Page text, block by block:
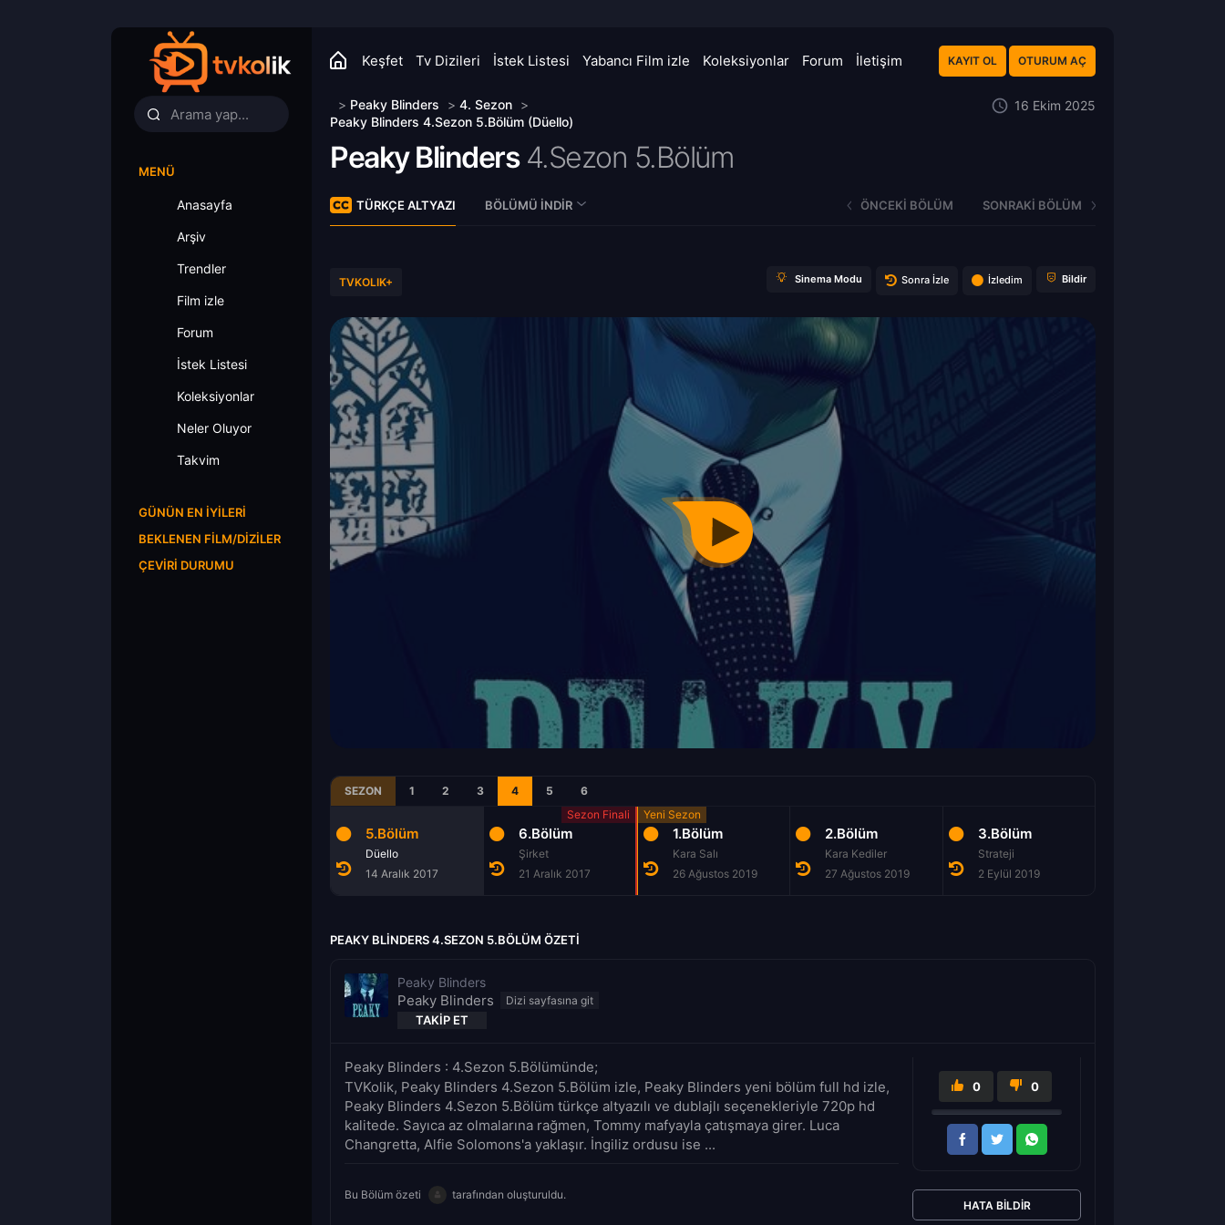
Keşfet Tv Dizileri İstek Listesi Yabancı Film izle Koleksiyonlar Forum İletişim KAYIT OL OTURUM AÇ
MENÜ
Anasayfa
Arşiv
Trendler
Film izle
Forum
İstek Listesi
Koleksiyonlar
Neler Oluyor
Takvim
GÜNÜN EN İYILERI
BEKLENEN FILM/DIZILER
ÇEVIRI DURUMU
> Peaky Blinders > 4. Sezon >
Peaky Blinders 4.Sezon 5.Bölüm (Düello)
16 Ekim 2025
Peaky Blinders 4.Sezon 5.Bölüm
TÜRKÇE ALTYAZI BÖLÜMÜ İNDIR ÖNCEKI BÖLÜM SONRAKI BÖLÜM
TVKOLIK+ Sinema Modu Sonra İzle İzledim Bildir
SEZON 1 2 3 4 5 6
5.Bölüm
Düello
14 Aralık 2017
6.Bölüm
Şirket
21 Aralık 2017
1.Bölüm
Kara Salı
26 Ağustos 2019
2.Bölüm
Kara Kediler
27 Ağustos 2019
3.Bölüm
Strateji
2 Eylül 2019
PEAKY BLINDERS 4.SEZON 5.BÖLÜM ÖZETI
Peaky Blinders
Peaky Blinders
TAKIP ET
Peaky Blinders : 4.Sezon 5.Bölümünde;
TVKolik, Peaky Blinders 4.Sezon 5.Bölüm izle, Peaky Blinders yeni bölüm full hd izle,
Peaky Blinders 4.Sezon 5.Bölüm türkçe altyazılı ve dublajlı seçenekleriyle 720p hd
kalitede. Sayıca az olmalarına rağmen, Tommy mafyayla çatışmaya girer. Luca
Changretta, Alfie Solomons'a yaklaşır. İngiliz ordusu ise ...
Bu Bölüm özeti tarafından oluşturuldu.
0 0
HATA BILDIR